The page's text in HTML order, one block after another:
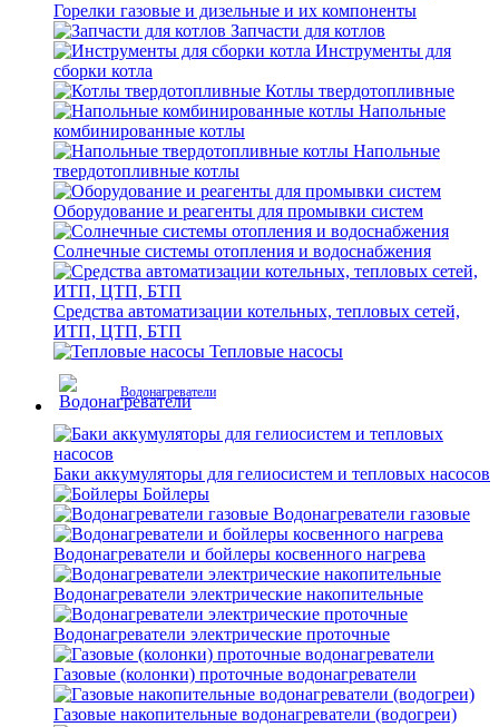
Горелки газовые и дизельные и их компоненты
Запчасти для котлов
Инструменты для
сборки котла
Котлы твердотопливные
Напольные
комбинированные котлы
Напольные
твердотопливные котлы
Оборудование и реагенты для промывки систем
Солнечные системы отопления и водоснабжения
Средства автоматизации котельных, тепловых сетей,
ИТП, ЦТП, БТП
Тепловые насосы
Водонагреватели
Баки аккумуляторы для гелиосистем и тепловых насосов
Бойлеры
Водонагреватели газовые
Водонагреватели и бойлеры косвенного нагрева
Водонагреватели электрические накопительные
Водонагреватели электрические проточные
Газовые (колонки) проточные водонагреватели
Газовые накопительные водонагреватели (водогреи)